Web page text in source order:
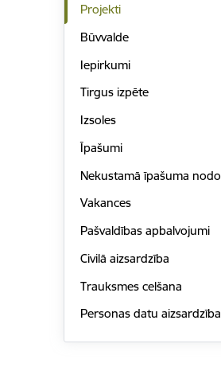
Projekti
Būvvalde
Iepirkumi
Tirgus izpēte
Izsoles
Īpašumi
Nekustamā īpašuma
Vakances
Pašvaldības apbalvojumi
Civilā aizsardzība
Trauksmes celšana
Personas datu aizsardzība